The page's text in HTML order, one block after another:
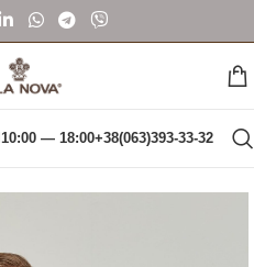
10:00 — 18:00+38(063)393-33-32